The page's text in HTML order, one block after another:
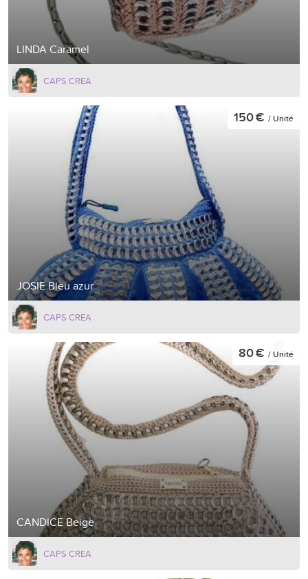
LINDA Caramel
CAPS CREA
JOSIE Bleu azur
150 € / Unité
CAPS CREA
CANDICE Beige
80 € / Unité
CAPS CREA